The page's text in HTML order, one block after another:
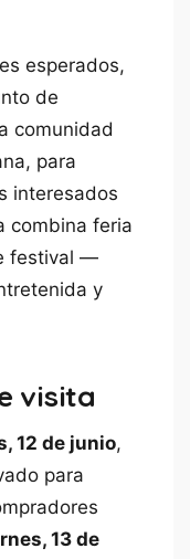
esperados,
de
comunidad
para
interesados
combina feria
festival —
y
visita
12 de junio,
para
13 de